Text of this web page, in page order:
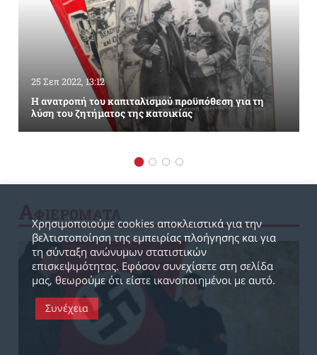
25 Σεπ 2022, 13:12
Η ανατροπή του καπιταλισμού προϋπόθεση για τη
λύση του ζητήματος της κατοικίας
Χρησιμοποιούμε cookies αποκλειστικά για την
βελτιστοποίηση της εμπειρίας πλοήγησης και για
τη σύνταξη ανώνυμων στατιστικών
επισκεψιμότητας. Εφόσον συνεχίσετε στη σελίδα
μας, θεωρούμε ότι είστε ικανοποιημένοι με αυτό.
Συνέχεια